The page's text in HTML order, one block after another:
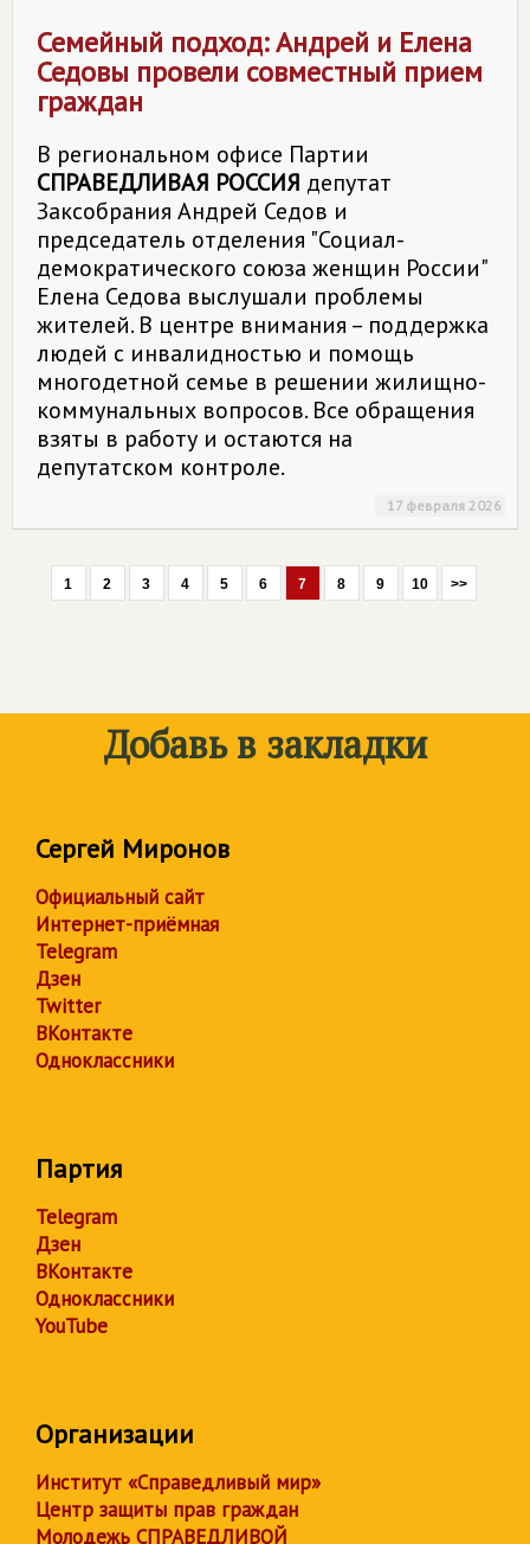
Семейный подход: Андрей и Елена
Седовы провели совместный прием
граждан
В региональном офисе Партии
СПРАВЕДЛИВАЯ РОССИЯ депутат
Заксобрания Андрей Седов и
председатель отделения "Социал-
демократического союза женщин России"
Елена Седова выслушали проблемы
жителей. В центре внимания – поддержка
людей с инвалидностью и помощь
многодетной семье в решении жилищно-
коммунальных вопросов. Все обращения
взяты в работу и остаются на
депутатском контроле.
17 февраля 2026
1 2 3 4 5 6 7 8 9 10 >>
Добавь в закладки
Сергей Миронов
Официальный сайт
Интернет-приёмная
Telegram
Дзен
Twitter
ВКонтакте
Одноклассники
Партия
Telegram
Дзен
ВКонтакте
Одноклассники
YouTube
Организации
Институт «Справедливый мир»
Центр защиты прав граждан
Молодежь СПРАВЕДЛИВОЙ